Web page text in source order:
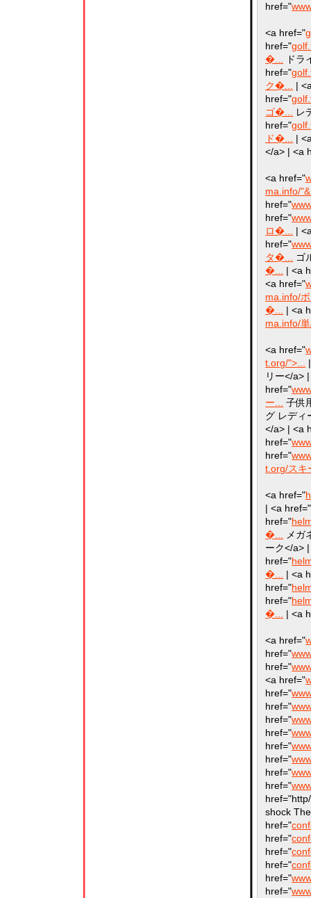
href="
<a href="
href="
�... ドラ
href="
ク�... |
href="
ゴ�... レ
href="
ド�... |
</a> | <a
<a href="
ma.info/
href="
href="
ロ�... |
href="
タ�... ゴ
�... | <a
<a href="
ma.info/
�... | <a
ma.info/
<a href="
t.org/">...
リー</a>
href="
ー... 子供
グ レディ
</a> | <a
href="
href="
t.org/スキ
<a href="
| <a href="
href="
�... メガ
ーク</a>
href="
�... | <a
href="
href="
�... | <a
<a href="
href="
href="
<a href="
href="
href="
href="
href="
href="
href="
href="
href="
shock
href="
href="
href="
href="
href="
href="